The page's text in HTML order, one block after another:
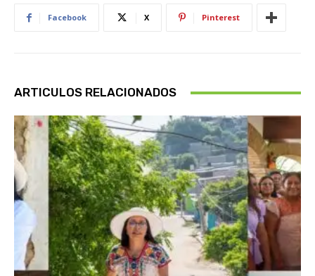
Facebook X Pinterest
ARTICULOS RELACIONADOS